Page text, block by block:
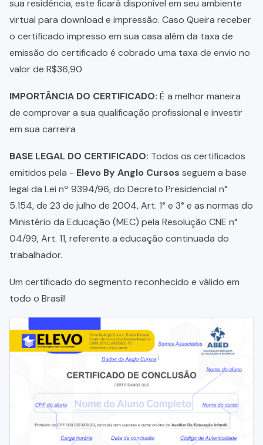
sua residência, este ficará disponível em seu ambiente
virtual para download e impressão. Caso Queira receber
o certificado impresso em sua casa além da taxa de
emissão do certificado é cobrado uma taxa de envio no
valor de R$36,90
IMPORTÂNCIA DO CERTIFICADO: É a melhor maneira
de comprovar a sua qualificação profissional e investir
em sua carreira
BASE LEGAL DO CERTIFICADO: Todos os certificados
emitidos pela - Elevo By Anglo Cursos seguem a base
legal da Lei nº 9394/96, do Decreto Presidencial n°
5.154, de 23 de julho de 2004, Art. 1° e 3° e as normas do
Ministério da Educação (MEC) pela Resolução CNE n°
04/99, Art. 11, referente a educação continuada do
trabalhador.
Um certificado do segmento reconhecido e válido em
todo o Brasil!